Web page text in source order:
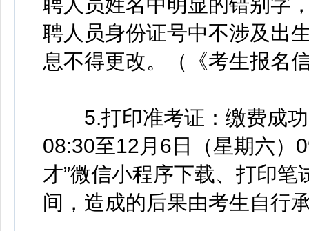
聘人员身份证号中不涉及出
息不得更改。（《考生报名
5.打印准考证：缴费成功
08:30至12月6日（星期六）
才”微信小程序下载、打印
间，造成的后果由考生自行